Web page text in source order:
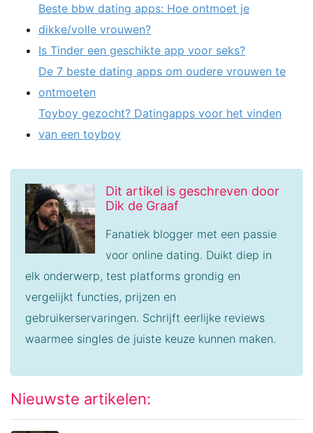
Beste bbw dating apps: Hoe ontmoet je
dikke/volle vrouwen?
Is Tinder een geschikte app voor seks?
De 7 beste dating apps om oudere vrouwen te
ontmoeten
Toyboy gezocht? Datingapps voor het vinden
van een toyboy
Dit artikel is geschreven door
Dik de Graaf
Fanatiek blogger met een passie
voor online dating. Duikt diep in
elk onderwerp, test platforms grondig en
vergelijkt functies, prijzen en
gebruikerservaringen. Schrijft eerlijke reviews
waarmee singles de juiste keuze kunnen maken.
Nieuwste artikelen: